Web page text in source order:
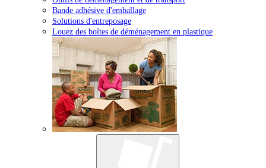
Bande adhésive d'emballage
Solutions d'entreposage
Louez des boîtes de déménagement en plastique